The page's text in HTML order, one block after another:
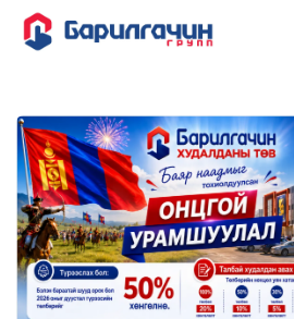
Skip to Content